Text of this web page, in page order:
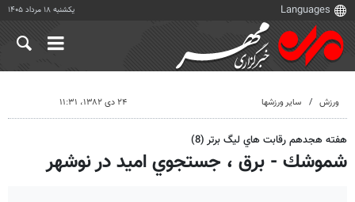
یکشنبه ۱۸ مرداد ۱۴۰۵
ورزش سایر ورزشها ۲۴ دی ۱۳۸۲، ۱۱:۳۱
هفته هجدهم رقابت هاي ليگ برتر (8)
شموشك - برق ، جستجوي اميد در نوشهر